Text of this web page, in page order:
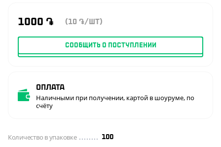
1000 ֏ (10 ֏/ШТ)
СООБЩИТЬ О ПОСТУПЛЕНИИ
Оплата
Наличными при получении, картой в шоуруме, по
счёту
Количество в упаковке 100